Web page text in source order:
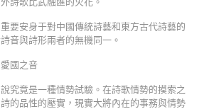
要安身于對中國傳統詩藝和東方古代詩藝的
音與詩形兩者的無機同一。
國之音
究竟是一種情勢試驗。在詩歌情勢的摸索之
的品性的壓實，現實大將內在的事務與情勢